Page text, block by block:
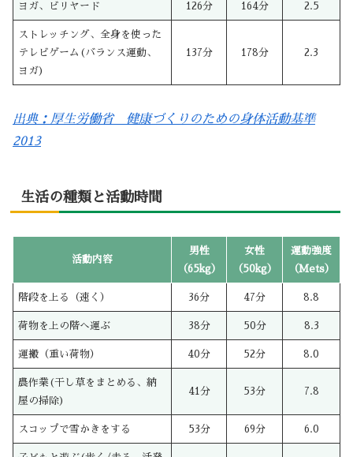
ヨガ、ビリヤード 126分 164分 2.5
ストレッチング、全身を使った
テレビゲーム(バランス運動、
ヨガ)
137分 178分 2.3
出典：厚生労働省 健康づくりのための身体活動基準
2013
生活の種類と活動時間
活動内容
男性
（65kg）
女性
（50kg）
運動強度
（Mets）
階段を上る（速く） 36分 47分 8.8
荷物を上の階へ運ぶ 38分 50分 8.3
運搬（重い荷物） 40分 52分 8.0
農作業(干し草をまとめる、納
屋の掃除)
41分 53分 7.8
スコップで雪かきをする 53分 69分 6.0